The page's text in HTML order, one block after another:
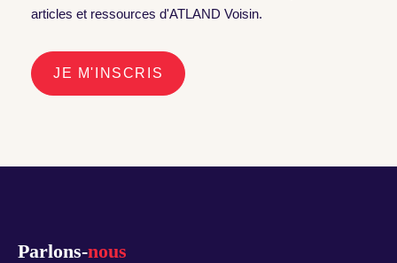
articles et ressources d'ATLAND Voisin.
JE M'INSCRIS
Parlons-nous